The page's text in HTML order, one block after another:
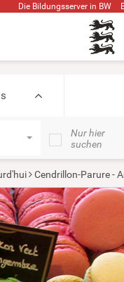
Die Bildungsserver in BW
Nur hier
suchen
Cendrillon-Parure -